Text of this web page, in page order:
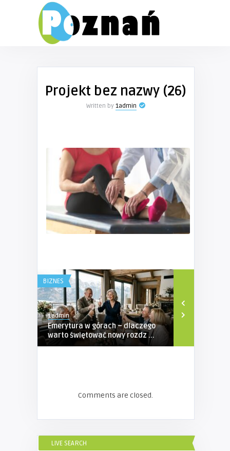
Projekt bez nazwy (26)
Written by 1admin
BIZNES
1admin
Emerytura w górach – dlaczego
warto świętować nowy rozdz ...
...
Comments are closed.
LIVE SEARCH